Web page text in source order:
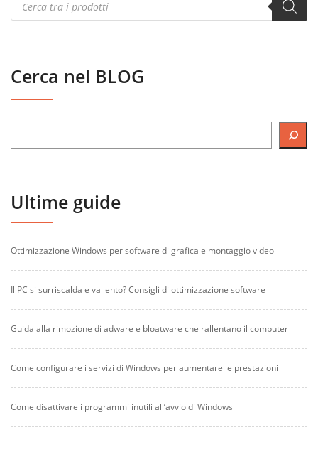
search
Cerca nel BLOG
Ultime guide
Ottimizzazione Windows per software di grafica e montaggio video
Il PC si surriscalda e va lento? Consigli di ottimizzazione software
Guida alla rimozione di adware e bloatware che rallentano il computer
Come configurare i servizi di Windows per aumentare le prestazioni
Come disattivare i programmi inutili all’avvio di Windows